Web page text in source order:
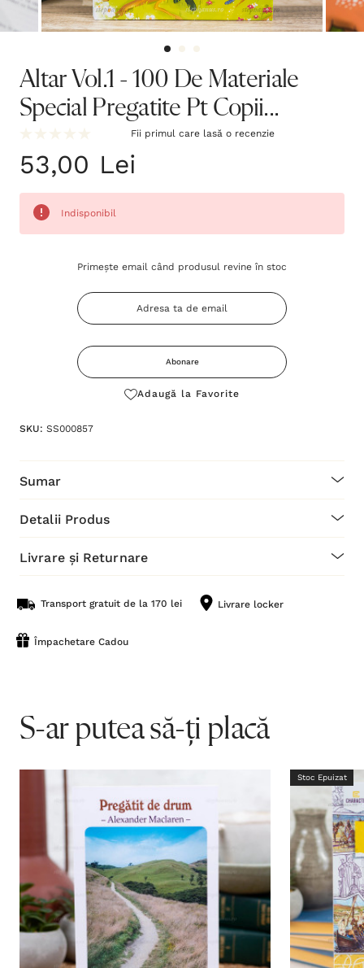
Altar Vol.1 - 100 De Materiale
Special Pregatite Pt Copii...
Fii primul care lasă o recenzie
53,00 Lei
Indisponibil
Primește email când produsul revine în stoc
Abonare
Adaugă la Favorite
SKU: SS000857
Sumar
Detalii Produs
Livrare și Returnare
Transport gratuit de la 170 lei Livrare locker
Împachetare Cadou
S-ar putea să-ți placă
Stoc Epuizat